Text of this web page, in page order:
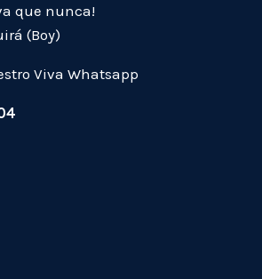
que nunca!
(Boy)
Viva Whatsapp